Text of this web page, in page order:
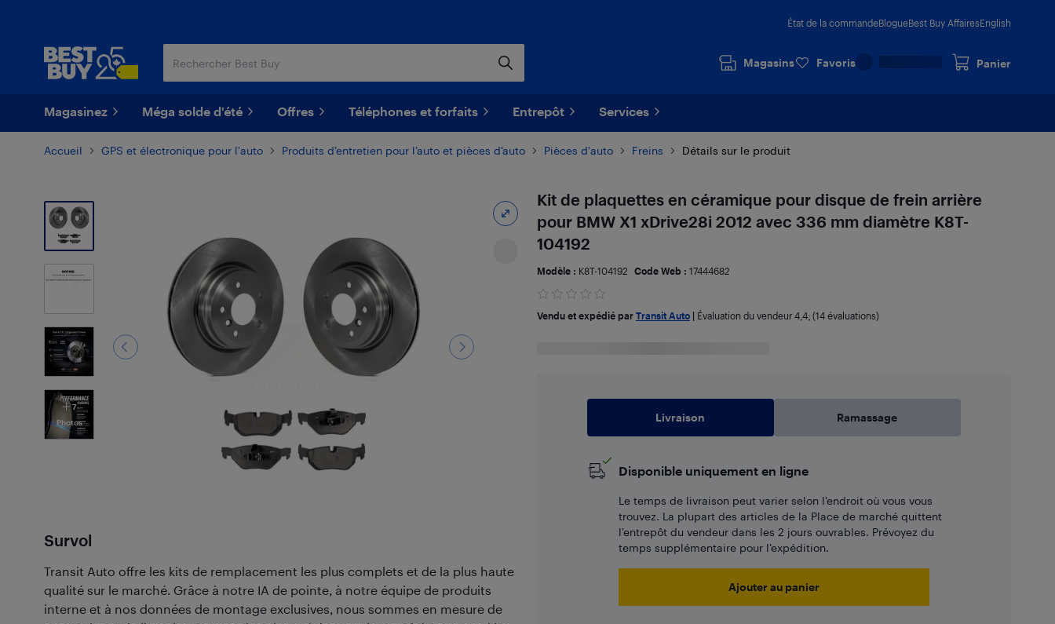
État de la commandeBlogueBest Buy AffairesEnglish
Magasins Favoris Panier
Magasinez Méga solde d'été Offres Téléphones et forfaits Entrepôt Services
Accueil GPS et électronique pour l'auto Produits d’entretien pour l’auto et pièces d’auto Pièces d'auto Freins Détails sur le produit
7
Photos
Survol
Transit Auto offre les kits de remplacement les plus complets et de la plus haute
qualité sur le marché. Grâce à notre IA de pointe, à notre équipe de produits
interne et à nos données de montage exclusives, nous sommes en mesure de
Kit de plaquettes en céramique pour disque de frein arrière
pour BMW X1 xDrive28i 2012 avec 336 mm diamètre K8T-
104192
Modèle : K8T-104192 Code Web : 17444682
Vendu et expédié par Transit Auto| Évaluation du vendeur 4,4; (14 évaluations)
Livraison Ramassage
Disponible uniquement en ligne
Le temps de livraison peut varier selon l'endroit où vous vous
trouvez. La plupart des articles de la Place de marché quittent
l’entrepôt du vendeur dans les 2 jours ouvrables. Prévoyez du
temps supplémentaire pour l’expédition.
Ajouter au panier